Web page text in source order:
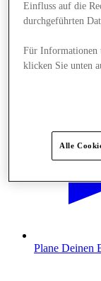
Plane Deinen
Einfluss auf die
durchgeführten
Für Informationen
klicken Sie unten
Alle